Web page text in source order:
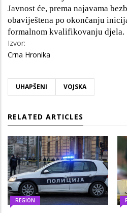
Javnost će, prema najavama
obaviještena po okončanju
formalnom kvalifikovanju djela.
Izvor:
Crna Hronika
UHAPŠENI VOJSKA
RELATED ARTICLES
REGION